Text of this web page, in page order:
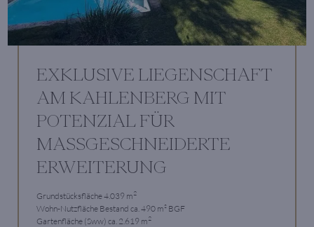
EXKLUSIVE LIEGENSCHAFT
AM KAHLENBERG MIT
POTENZIAL FÜR
MASSGESCHNEIDERTE E
RWEITERUNG
Grundstücksfläche 4.039 m2
Wohn-Nutzfläche Bestand ca. 490 m² BGF
Gartenfläche (Sww) ca. 2.619 m2